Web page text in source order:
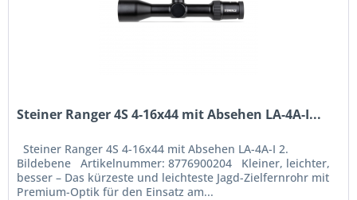
Steiner Ranger 4S 4-16x44 mit Absehen LA-4A-I...
Steiner Ranger 4S 4-16x44 mit Absehen LA-4A-I 2.
Bildebene Artikelnummer: 8776900204 Kleiner, leichter,
besser – Das kürzeste und leichteste Jagd-Zielfernrohr mit
Premium-Optik für den Einsatz am...